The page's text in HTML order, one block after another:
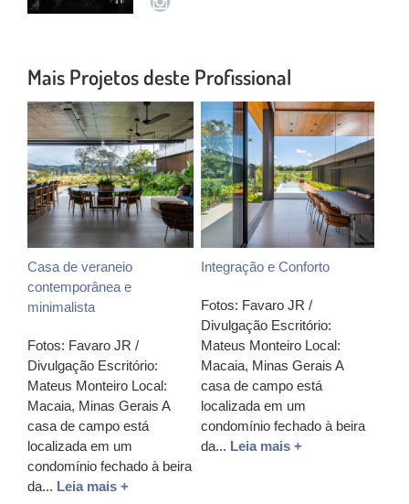
Mais Projetos deste Profissional
Casa de veraneio
contemporânea e
minimalista
Fotos: Favaro JR /
Divulgação Escritório:
Mateus Monteiro Local:
Macaia, Minas Gerais A
casa de campo está
localizada em um
condomínio fechado à beira
da... Leia mais +
Integração e Conforto
Fotos: Favaro JR /
Divulgação Escritório:
Mateus Monteiro Local:
Macaia, Minas Gerais A
casa de campo está
localizada em um
condomínio fechado à beira
da... Leia mais +